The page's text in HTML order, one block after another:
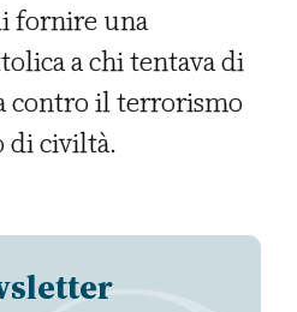
fornire una
a chi tentava di
contro il terrorismo
di civiltà.